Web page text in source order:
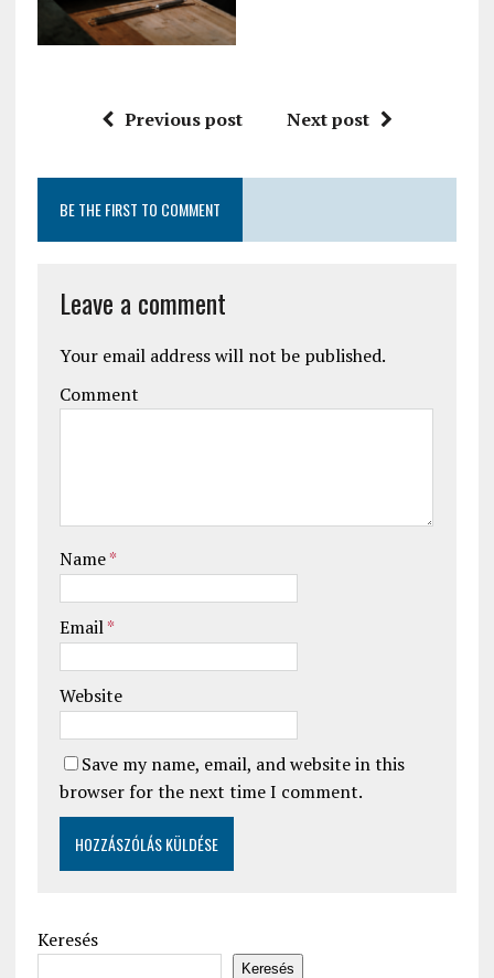
Previous post Next post
BE THE FIRST TO COMMENT
Leave a comment
Your email address will not be published.
Comment
Name*
Email*
Website
Save my name, email, and website in this
browser for the next time I comment.
Keresés
Keresés